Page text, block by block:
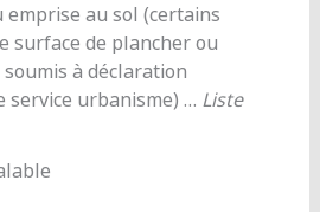
au sol (certains
surface de plancher ou
à déclaration
service urbanisme) … Liste